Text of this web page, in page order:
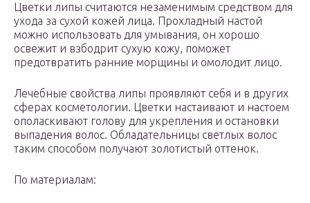
Цветки липы считаются незаменимым средством для
ухода за сухой кожей лица. Прохладный настой
можно использовать для умывания, он хорошо
освежит и взбодрит сухую кожу, поможет
предотвратить ранние морщины и омолодит лицо.
Лечебные свойства липы проявляют себя и в других
сферах косметологии. Цветки настаивают и настоем
ополаскивают голову для укрепления и остановки
выпадения волос. Обладательницы светлых волос
таким способом получают золотистый оттенок.
По материалам: